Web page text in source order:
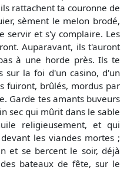
rattachent ta couronne de
sèment le melon brodé,
servir et s'y complaire. Les
Auparavant, ils t'auront
à une horde près. Ils te
sur la foi d'un casino, d'un
fuiront, brûlés, mordus par
Garde tes amants buveurs
sec qui mûrit dans le sable
religieusement, et qui
les viandes mortes ;
et se bercent le soir, déjà
bateaux de fête, sur le